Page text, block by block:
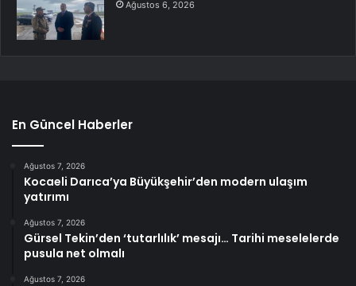
Ağustos 6, 2026
En Güncel Haberler
Ağustos 7, 2026
Kocaeli Darıca’ya Büyükşehir’den modern ulaşım
yatırımı
Ağustos 7, 2026
Gürsel Tekin’den ‘tutarlılık’ mesajı… Tarihi meselelerde
pusula net olmalı
Ağustos 7, 2026